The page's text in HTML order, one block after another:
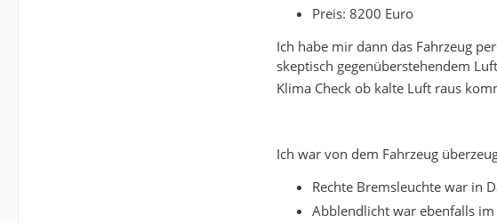
Preis: 8200 Euro
Ich habe mir dann das Fahrzeug
skeptisch gegenüberstehendem
Klima Check ob kalte Luft raus
Ich war von dem Fahrzeug
Rechte Bremsleuchte war in
Abblendlicht war ebenfalls